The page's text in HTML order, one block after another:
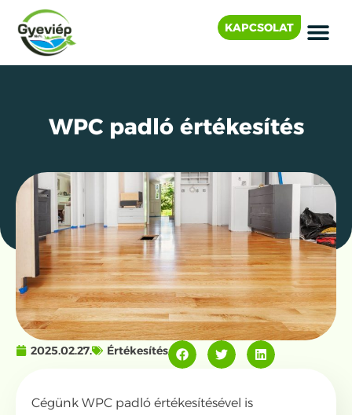
KAPCSOLAT
WPC padló értékesítés
2025.02.27. Értékesítés
Cégünk WPC padló értékesítésével is